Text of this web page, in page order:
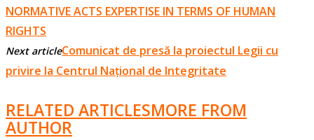
NORMATIVE ACTS EXPERTISE IN TERMS OF HUMAN
RIGHTS
Next articleComunicat de presă la proiectul Legii cu
privire la Centrul Național de Integritate
RELATED ARTICLESMORE FROM
AUTHOR